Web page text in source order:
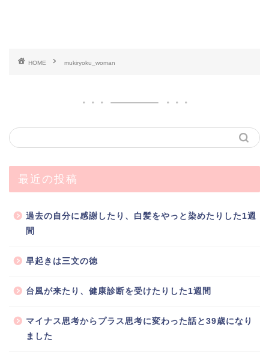
HOME mukiryoku_woman
最近の投稿
過去の自分に感謝したり、白髪をやっと染めたりした1週
間
早起きは三文の徳
台風が来たり、健康診断を受けたりした1週間
マイナス思考からプラス思考に変わった話と39歳になり
ました